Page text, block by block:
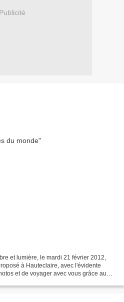
Publicité
et lumière, le mardi 21 février 2012,
à Hauteclaire, avec l'évidente
et de voyager avec vous grâce au